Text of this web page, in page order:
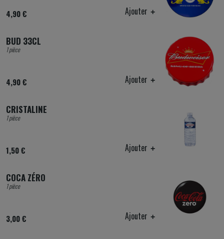
4,90 € Ajouter
BUD 33CL
1 pièce
4,90 € Ajouter
CRISTALINE
1 pièce
1,50 € Ajouter
COCA ZÉRO
1 pièce
3,00 € Ajouter